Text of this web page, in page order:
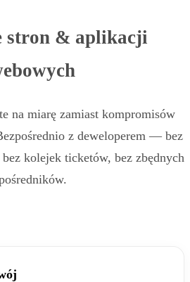
stron & aplikacji
na miarę zamiast kompromisów
z deweloperem — bez
kolejek ticketów, bez zbędnych